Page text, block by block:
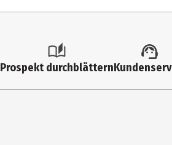
Prospekt durchblättern